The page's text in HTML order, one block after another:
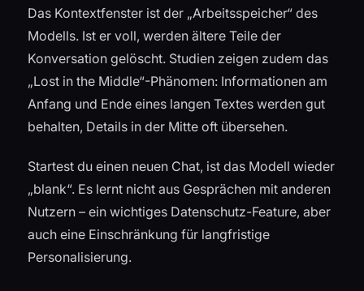
Das Kontextfenster ist der „Arbeitsspeicher“ des
Modells. Ist er voll, werden ältere Teile der
Konversation gelöscht. Studien zeigen zudem das
„Lost in the Middle“-Phänomen: Informationen am
Anfang und Ende eines langen Textes werden gut
behalten, Details in der Mitte oft übersehen.
Startest du einen neuen Chat, ist das Modell wieder
„blank“. Es lernt nicht aus Gesprächen mit anderen
Nutzern – ein wichtiges Datenschutz-Feature, aber
auch eine Einschränkung für langfristige
Personalisierung.